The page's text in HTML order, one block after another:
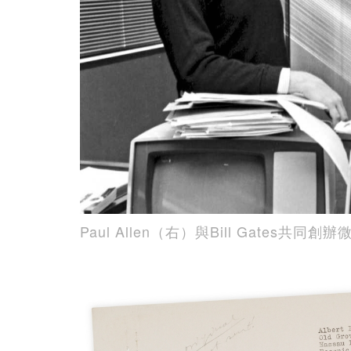
Paul Allen（右）與Bill Gates共同創辦